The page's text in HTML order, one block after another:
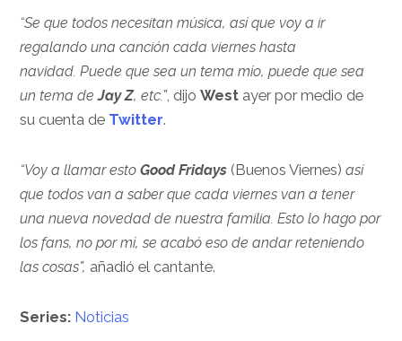
“Se que todos necesitan música, así que voy a ir
regalando una canción cada viernes hasta
navidad. Puede que sea un tema mío, puede que sea
un tema deJay Z, etc.”, dijoWest ayer por medio de
su cuenta de Twitter.
“Voy a llamar estoGood Fridays (Buenos Viernes) así
que todos van a saber que cada viernes van a tener
una nueva novedad de nuestra familia. Esto lo hago por
los fans, no por mí, se acabó eso de andar reteniendo
las cosas”, añadió el cantante.
Series: Noticias